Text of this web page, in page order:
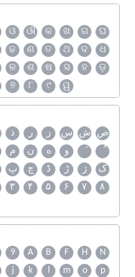
ଓ ଔ କ ଖ ଗ
ଘ
ଢ ଣ ତ ଥ ଦ
ଧ
ଳ ଶ ଷ ସ ହ
ଡ଼
୭ ୮ ୯ ୱ
ذ ر ز س ش ص
م ن ه
و
پ چ ڈ ڑ ژ
ک
۳ ۴ ۵ ۶ ۷
۸
9 A B F H
N
j k l m o
p